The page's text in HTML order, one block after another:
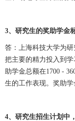
3、研究生的奖助学金
答：上海科技大学为
把主要的精力投入到
助学金总额在1700 -
生的工作表现。奖助学
4、研究生招生计划中